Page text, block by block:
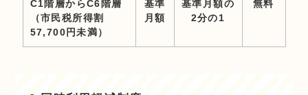
C1階層からC6階層
（市民税所得割
57,700円未満）
基準
月額
基準月額の
2分の1
無料